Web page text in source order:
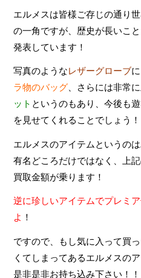
エルメスは皆様ご存じの通り
の一角ですが、歴史が長いこ
発表しています！
写真のようなレザーグローブに
ラ物のバッグ、さらには非常
ット というのもあり、今後も
を見せてくれることでしょう！
エルメスのアイテムというの
有名どころだけではなく、上
買取金額が乗ります！
逆に珍しいアイテムでプレミ
よ ！
ですので、もし気に入って買
くてしまってあるエルメスの
是非是非お持ち込み下さい！！